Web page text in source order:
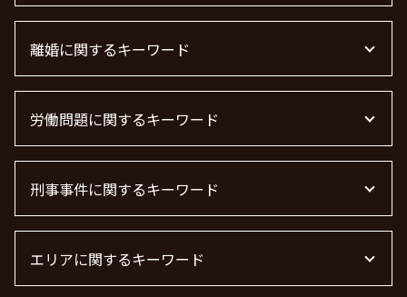
顧問弁護士 費用
m&a 弁護士 費用
m&a 弁護士費用 相場
顧問弁護士 個人事業主
顧問弁護士
顧問弁護士 メリット
法律事務所 m&a
顧問弁護士 費用 中小企業
売掛金 未回収
弁護士 債権回収 流れ
借金 時効 個人
借金 時効
債権回収 無視
債権回収 弁護士 完全成功報酬
債権回収 弁護士
債権回収
債権回収 個人
不動産屋 トラブル 相談
不動産 賃貸 トラブル相談
不動産 トラブル 相談 東京都
賃貸 苦情 どこに
不動産 トラブル相談
不動産トラブル 相談
不動産トラブル
管理会社 トラブル 相談
離婚に関するキーワード
離婚の慰謝料 相場
離婚協議
離婚調停 流れ
離婚公正証書
離婚調停 期間
離婚 精神的苦痛 慰謝料相場
離婚 モラハラ 慰謝料相場
労働問題に関するキーワード
労働問題 最近
残業代 未払い
労働問題 種類
労働問題に強い弁護士
労働問題 弁護士
刑事事件に関するキーワード
詐欺罪 種類
刑事事件 民事事件 違い
エリアに関するキーワード